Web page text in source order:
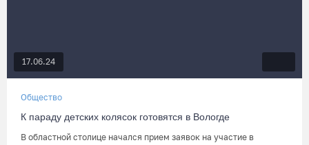
17.06.24
Общество
К параду детских колясок готовятся в Вологде
В областной столице начался прием заявок на участие в